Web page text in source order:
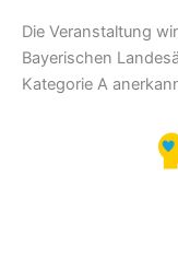
Die Veranstaltung
Bayerischen
Kategorie A